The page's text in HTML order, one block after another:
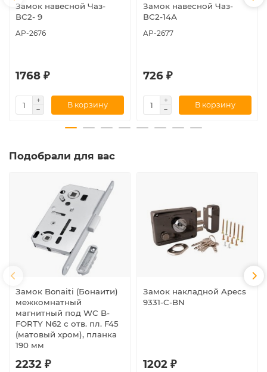
Замок навесной Чаз-
ВС2- 9
AP-2676
1768 ₽
В корзину
Замок навесной Чаз-
ВС2-14А
AP-2677
726 ₽
В корзину
Подобрали для вас
Замок Bonaiti (Бонаити)
межкомнатный
магнитный под WC B-
FORTY N62 с отв. пл. F45
(матовый хром), планка
190 мм
2232 ₽
Замок накладной Apecs
9331-C-BN
1202 ₽